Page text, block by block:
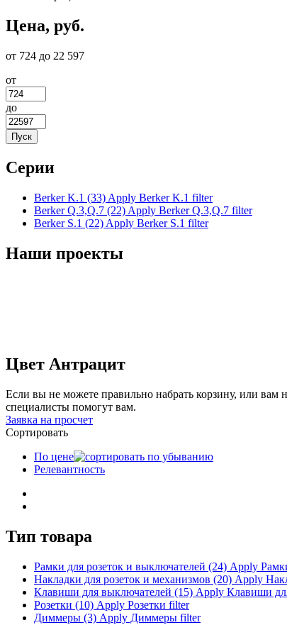
Цена, руб.
от 724 до 22 597
от
до
Серии
Berker K.1 (33) Apply Berker K.1 filter
Berker Q.3,Q.7 (22) Apply Berker Q.3,Q.7 filter
Berker S.1 (22) Apply Berker S.1 filter
Наши проекты
Цвет Антрацит
Если вы не можете правильно набрать корзину, или
специалисты помогут вам.
Заявка на просчет
Сортировать
По цене
Релевантность
Тип товара
Рамки для розеток и выключателей (24) Apply
Накладки для розеток и механизмов (20) Apply
Клавиши для выключателей (15) Apply Клавиши
Розетки (10) Apply Розетки filter
Диммеры (3) Apply Диммеры filter